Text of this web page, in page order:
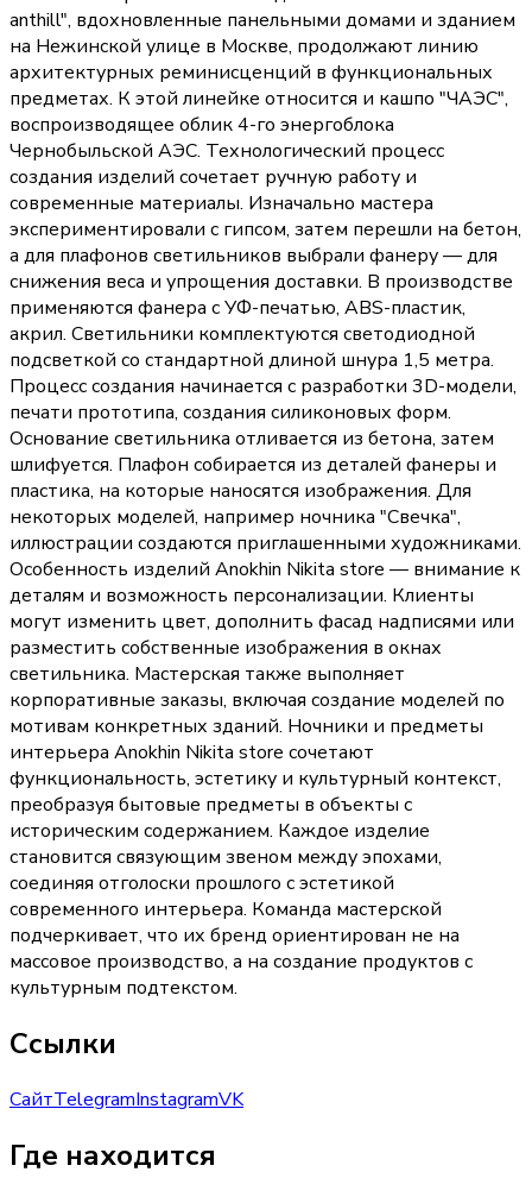
anthill", вдохновленные панельными домами и зданием
на Нежинской улице в Москве, продолжают линию
архитектурных реминисценций в функциональных
предметах. К этой линейке относится и кашпо "ЧАЭС",
воспроизводящее облик 4-го энергоблока
Чернобыльской АЭС. Технологический процесс
создания изделий сочетает ручную работу и
современные материалы. Изначально мастера
экспериментировали с гипсом, затем перешли на бетон,
а для плафонов светильников выбрали фанеру — для
снижения веса и упрощения доставки. В производстве
применяются фанера с УФ-печатью, ABS-пластик,
акрил. Светильники комплектуются светодиодной
подсветкой со стандартной длиной шнура 1,5 метра.
Процесс создания начинается с разработки 3D-модели,
печати прототипа, создания силиконовых форм.
Основание светильника отливается из бетона, затем
шлифуется. Плафон собирается из деталей фанеры и
пластика, на которые наносятся изображения. Для
некоторых моделей, например ночника "Свечка",
иллюстрации создаются приглашенными художниками.
Особенность изделий Anokhin Nikita store — внимание к
деталям и возможность персонализации. Клиенты
могут изменить цвет, дополнить фасад надписями или
разместить собственные изображения в окнах
светильника. Мастерская также выполняет
корпоративные заказы, включая создание моделей по
мотивам конкретных зданий. Ночники и предметы
интерьера Anokhin Nikita store сочетают
функциональность, эстетику и культурный контекст,
преобразуя бытовые предметы в объекты с
историческим содержанием. Каждое изделие
становится связующим звеном между эпохами,
соединяя отголоски прошлого с эстетикой
современного интерьера. Команда мастерской
подчеркивает, что их бренд ориентирован не на
массовое производство, а на создание продуктов с
культурным подтекстом.
Ссылки
СайтTelegramInstagramVK
Где находится